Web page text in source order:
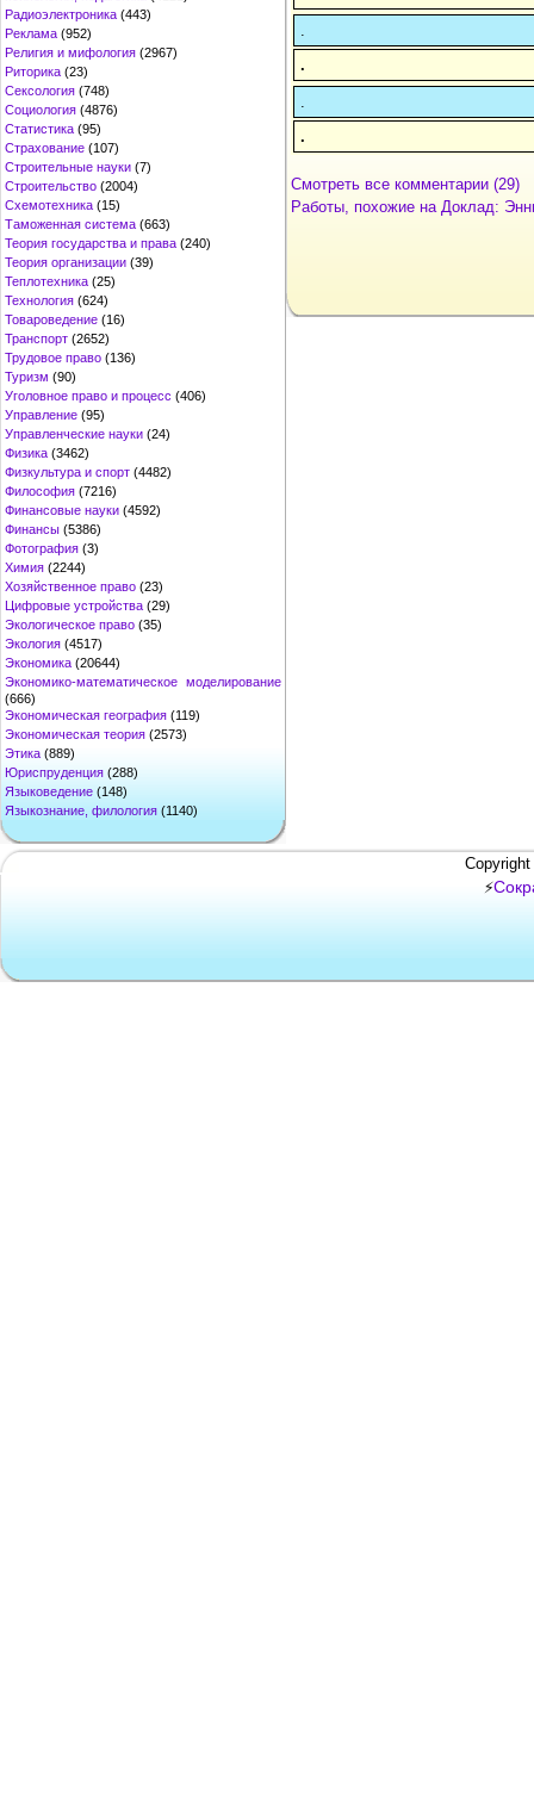
Радиоэлектроника (443)
Реклама (952)
Религия и мифология (2967)
Риторика (23)
Сексология (748)
Социология (4876)
Статистика (95)
Страхование (107)
Строительные науки (7)
Строительство (2004)
Схемотехника (15)
Таможенная система (663)
Теория государства и права (240)
Теория организации (39)
Теплотехника (25)
Технология (624)
Товароведение (16)
Транспорт (2652)
Трудовое право (136)
Туризм (90)
Уголовное право и процесс (406)
Управление (95)
Управленческие науки (24)
Физика (3462)
Физкультура и спорт (4482)
Философия (7216)
Финансовые науки (4592)
Финансы (5386)
Фотография (3)
Химия (2244)
Хозяйственное право (23)
Цифровые устройства (29)
Экологическое право (35)
Экология (4517)
Экономика (20644)
Экономико-математическое моделирование
(666)
Экономическая география (119)
Экономическая теория (2573)
Этика (889)
Юриспруденция (288)
Языковедение (148)
Языкознание, филология (1140)
.
.
Смотреть все комментарии (29)
Работы, похожие на Доклад:
⚡